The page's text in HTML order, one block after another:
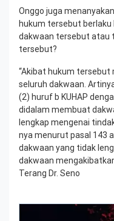
Onggo juga
hukum tersebut
dakwaan tersebut atau
tersebut?
“Akibat hukum tersebut
seluruh dakwaan.
(2) huruf b KUHAP
didalam membuat
lengkap mengenai
nya menurut pasal 143
dakwaan yang tidak
dakwaan
Terang Dr. Seno